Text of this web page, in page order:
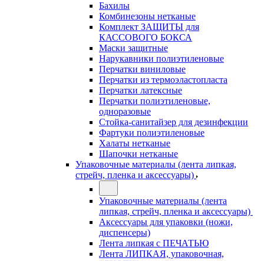
Бахилы
Комбинезоны нетканые
Комплект ЗАЩИТЫ для
КАССОВОГО БОКСА
Маски защитные
Нарукавники полиэтиленовые
Перчатки виниловые
Перчатки из термоэластопласта
Перчатки латексные
Перчатки полиэтиленовые,
одноразовые
Стойка-санитайзер для дезинфекции
Фартуки полиэтиленовые
Халаты нетканые
Шапочки нетканые
Упаковочные материалы (лента липкая,
стрейч, пленка и аксессуары)
Упаковочные материалы (лента
липкая, стрейч, пленка и аксессуары)
Аксессуары для упаковки (ножи,
диспенсеры)
Лента липкая с ПЕЧАТЬЮ
Лента ЛИПКАЯ, упаковочная,